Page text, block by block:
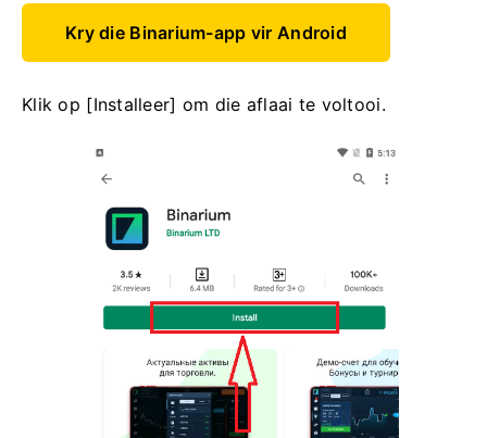
Kry die Binarium-app vir Android
Klik op [Installeer] om die aflaai te voltooi.